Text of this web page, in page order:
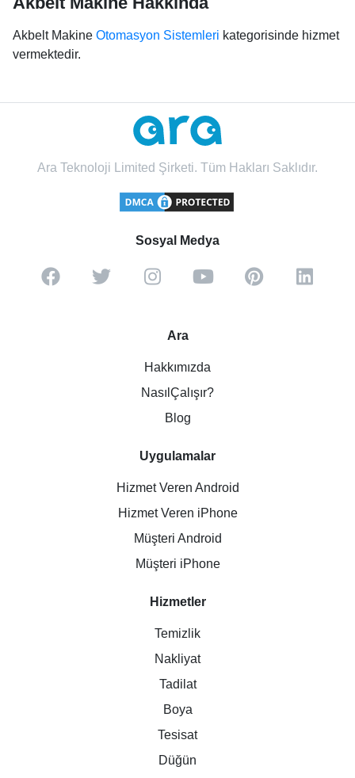
Akbelt Makine Otomasyon Sistemleri kategorisinde hizmet
vermektedir.
Ara Teknoloji Limited Şirketi. Tüm Hakları Saklıdır.
Sosyal Medya
Ara
Hakkımızda
NasılÇalışır?
Blog
Uygulamalar
Hizmet Veren Android
Hizmet Veren iPhone
Müşteri Android
Müşteri iPhone
Hizmetler
Temizlik
Nakliyat
Tadilat
Boya
Tesisat
Düğün